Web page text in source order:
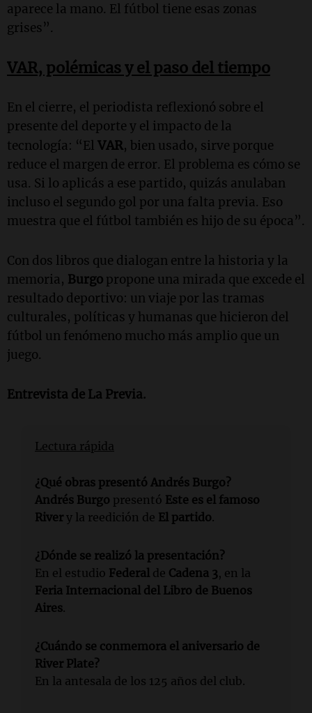
aparece la mano. El fútbol tiene esas zonas
grises”.
VAR, polémicas y el paso del tiempo
En el cierre, el periodista reflexionó sobre el
presente del deporte y el impacto de la
tecnología: “El VAR, bien usado, sirve porque
reduce el margen de error. El problema es cómo se
usa. Si lo aplicás a ese partido, quizás anulaban
incluso el segundo gol por una falta previa. Eso
muestra que el fútbol también es hijo de su época”.
Con dos libros que dialogan entre la historia y la
memoria, Burgo propone una mirada que excede el
resultado deportivo: un viaje por las tramas
culturales, políticas y humanas que hicieron del
fútbol un fenómeno mucho más amplio que un
juego.
Entrevista de La Previa.
Lectura rápida
¿Qué obras presentó Andrés Burgo?
Andrés Burgo presentó Este es el famoso
River y la reedición de El partido.
¿Dónde se realizó la presentación?
En el estudio Federal de Cadena 3, en la
Feria Internacional del Libro de Buenos
Aires.
¿Cuándo se conmemora el aniversario de
River Plate?
En la antesala de los 125 años del club.